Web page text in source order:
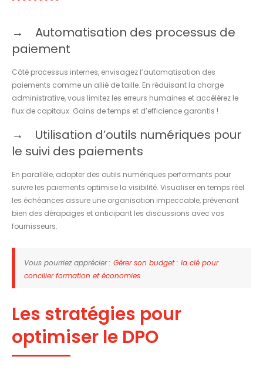
Automatisation des processus de
paiement
Côté processus internes, envisagez l’automatisation des
paiements comme un allié de taille. En réduisant la charge
administrative, vous limitez les erreurs humaines et accélérez le
flux de capitaux. Gains de temps et d’efficience garantis !
Utilisation d’outils numériques pour
le suivi des paiements
En parallèle, adopter des outils numériques performants pour
suivre les paiements optimise la visibilité. Visualiser en temps réel
les échéances assure une organisation impeccable, prévenant
bien des dérapages et anticipant les discussions avec vos
fournisseurs.
Vous pourriez apprécier : Gérer son budget : la clé pour
concilier formation et économies
Les stratégies pour
optimiser le DPO